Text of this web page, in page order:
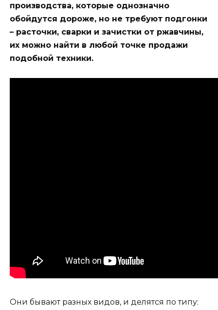
производства, которые однозначно
обойдутся дороже, но не требуют подгонки
– расточки, сварки и зачистки от ржавчины,
их можно найти в любой точке продажи
подобной техники.
Они бывают разных видов, и делятся по типу: